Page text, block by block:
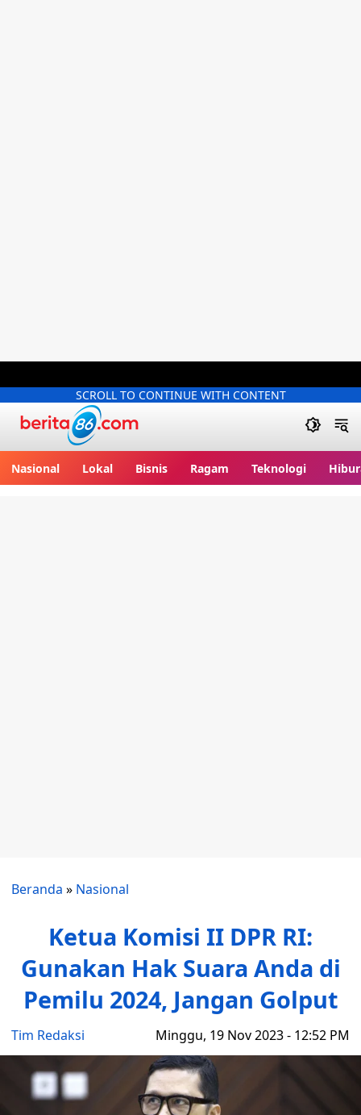
SCROLL TO CONTINUE WITH CONTENT
Nasional Lokal Bisnis Ragam Teknologi
Beranda » Nasional
Ketua Komisi II DPR RI:
Gunakan Hak Suara Anda di
Pemilu 2024, Jangan Golput
Tim Redaksi Minggu, 19 Nov 2023 - 12:52 PM